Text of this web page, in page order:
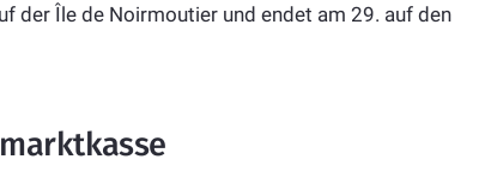
der Île de Noirmoutier und endet am 29. auf den